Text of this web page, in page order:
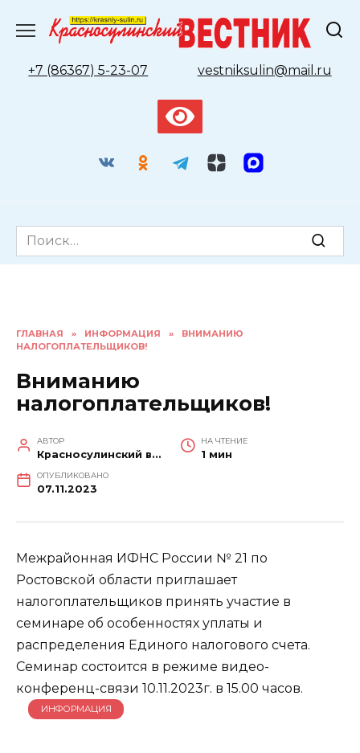
содержанию
+7 (86367) 5-23-07
vestniksulin@mail.ru
Search
for:
ГЛАВНАЯ » ИНФОРМАЦИЯ »
ВНИМАНИЮ
НАЛОГОПЛАТЕЛЬЩИКОВ!
Вниманию
налогоплательщиков!
АВТОР
Красносулинский вестник
НА ЧТЕНИЕ
1 мин
ОПУБЛИКОВАНО
07.11.2023
Межрайонная ИФНС России № 21 по
Ростовской области приглашает
налогоплательщиков принять участие в
семинаре об особенностях уплаты и
распределения Единого налогового счета.
Семинар состоится в режиме видео-
конференц-связи 10.11.2023г. в 15.00 часов.
ИНФОРМАЦИЯ